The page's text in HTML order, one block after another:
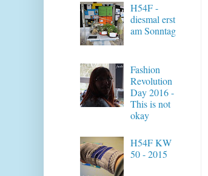
H54F -
diesmal erst
am Sonntag
Fashion
Revolution
Day 2016 -
This is not
okay
H54F KW
50 - 2015